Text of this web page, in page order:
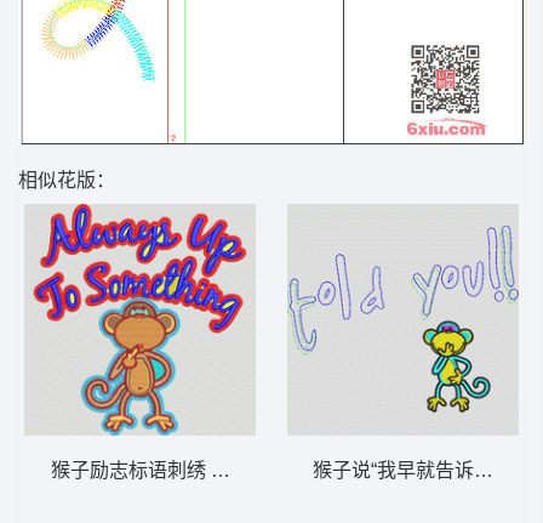
相似花版：
猴子励志标语刺绣 猴子_卡通贴布猴子说“我早就告诉你了！